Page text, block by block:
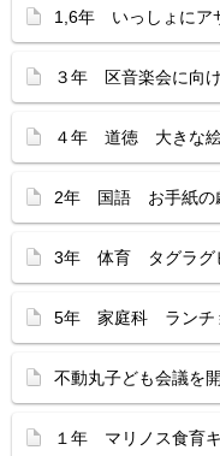
1,6年 いっしょにア
３年 区音楽会に向
４年 道徳 大きな絵
2年 国語 お手紙の
3年 体育 タグラグ
5年 家庭科 ランチ
不動丸子ども会議を
１年 マリノス食育